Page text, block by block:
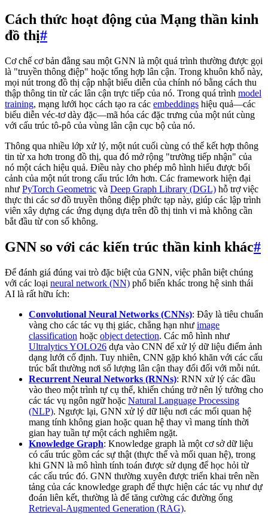
Cách thức hoạt động của Mạng thần kinh
đồ thị#
Cơ chế cơ bản đằng sau một GNN là một quá trình thường được gọi
là "truyền thông điệp" hoặc tổng hợp lân cận. Trong khuôn khổ này,
mọi nút trong đồ thị cập nhật biểu diễn của chính nó bằng cách thu
thập thông tin từ các lân cận trực tiếp của nó. Trong quá trình model
training, mạng lưới học cách tạo ra các embeddings hiệu quả—các
biểu diễn véc-tơ dày đặc—mã hóa các đặc trưng của một nút cùng
với cấu trúc tô-pô của vùng lân cận cục bộ của nó.
Thông qua nhiều lớp xử lý, một nút cuối cùng có thể kết hợp thông
tin từ xa hơn trong đồ thị, qua đó mở rộng "trường tiếp nhận" của
nó một cách hiệu quả. Điều này cho phép mô hình hiểu được bối
cảnh của một nút trong cấu trúc lớn hơn. Các framework hiện đại
như PyTorch Geometric và Deep Graph Library (DGL) hỗ trợ việc
thực thi các sơ đồ truyền thông điệp phức tạp này, giúp các lập trình
viên xây dựng các ứng dụng dựa trên đồ thị tinh vi mà không cần
bắt đầu từ con số không.
GNN so với các kiến trúc thần kinh khác#
Để đánh giá đúng vai trò đặc biệt của GNN, việc phân biệt chúng
với các loại neural network (NN) phổ biến khác trong hệ sinh thái
AI là rất hữu ích:
Convolutional Neural Networks (CNNs): Đây là tiêu chuẩn
vàng cho các tác vụ thị giác, chẳng hạn như image
classification hoặc object detection. Các mô hình như
Ultralytics YOLO26 dựa vào CNN để xử lý dữ liệu điểm ảnh
dạng lưới cố định. Tuy nhiên, CNN gặp khó khăn với các cấu
trúc bất thường nơi số lượng lân cận thay đổi đối với mỗi nút.
Recurrent Neural Networks (RNNs): RNN xử lý các đầu
vào theo một trình tự cụ thể, khiến chúng trở nên lý tưởng cho
các tác vụ ngôn ngữ hoặc Natural Language Processing
(NLP). Ngược lại, GNN xử lý dữ liệu nơi các mối quan hệ
mang tính không gian hoặc quan hệ thay vì mang tính thời
gian hay tuần tự một cách nghiêm ngặt.
Knowledge Graph: Knowledge graph là một cơ sở dữ liệu
có cấu trúc gồm các sự thật (thực thể và mối quan hệ), trong
khi GNN là mô hình tính toán được sử dụng để học hỏi từ
các cấu trúc đó. GNN thường xuyên được triển khai trên nền
tảng của các knowledge graph để thực hiện các tác vụ như dự
đoán liên kết, thường là để tăng cường các đường ống
Retrieval-Augmented Generation (RAG).